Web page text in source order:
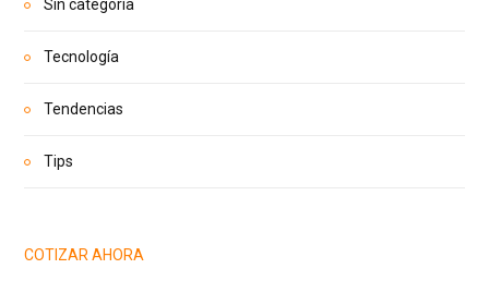
Sin categoría
Tecnología
Tendencias
Tips
COTIZAR AHORA